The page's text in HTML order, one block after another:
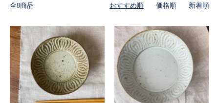
全8商品 おすすめ順 価格順 新着順